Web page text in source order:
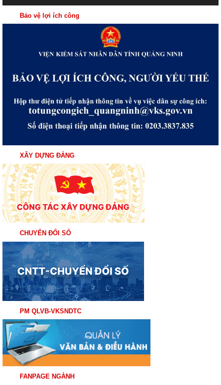
Bảo vệ lợi ích công
XÂY DỰNG ĐẢNG
CHUYỂN ĐỔI SỐ
PM QLVB-VKSNDTC
FANPAGE NGÀNH